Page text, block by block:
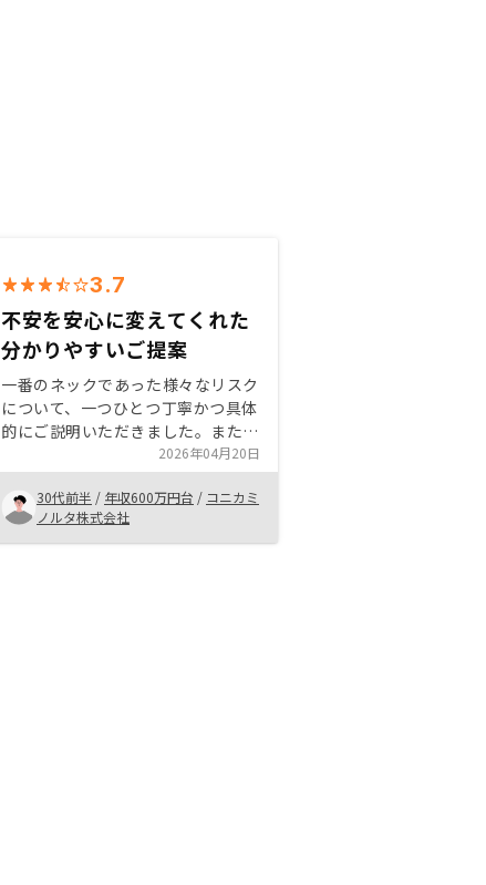
3.7
不安を安心に変えてくれた
分かりやすいご提案
一番のネックであった様々なリスク
について、一つひとつ丁寧かつ具体
的にご説明いただきました。また、
今後の不動産価値の見通しについて
も、初めて検討する私にも理解でき
るよう分かりやすく解説していただ
き、安心感を持って前向きに投資を
検討するきっかけとなりました。疑
2026年04月20日
30代前半 / 年収600万円台 / コニカミ
ノルタ株式会社